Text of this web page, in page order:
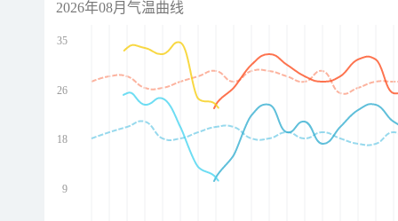
2026年08月气温曲线
35
26
18
9